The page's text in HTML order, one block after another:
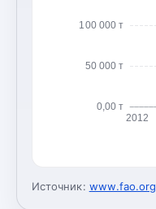
0,00 т
50 000 т
100 000 т
2012
Источник: www.fao.org